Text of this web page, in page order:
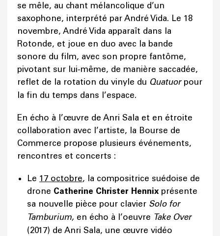
se mêle, au chant mélancolique d’un
saxophone, interprété par André Vida. Le 18
novembre, André Vida apparaît dans la
Rotonde, et joue en duo avec la bande
sonore du film, avec son propre fantôme,
pivotant sur lui‑même, de manière saccadée,
reflet de la rotation du vinyle du Quatuor pour
la fin du temps dans l’espace.
En écho à l’œuvre de Anri Sala et en étroite
collaboration avec l’artiste, la Bourse de
Commerce propose plusieurs événements,
rencontres et concerts :
Le 17 octobre, la compositrice suédoise de
drone Catherine Christer Hennix présente
sa nouvelle pièce pour clavier Solo for
Tamburium, en écho à l’oeuvre Take Over
(2017) de Anri Sala, une œuvre vidéo